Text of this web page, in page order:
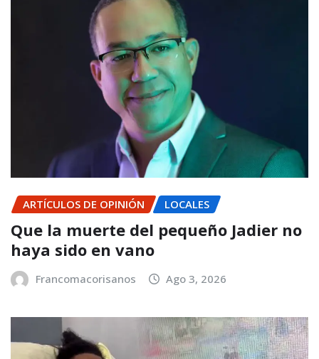
ARTÍCULOS DE OPINIÓN LOCALES
Que la muerte del pequeño Jadier no
haya sido en vano
Francomacorisanos Ago 3, 2026